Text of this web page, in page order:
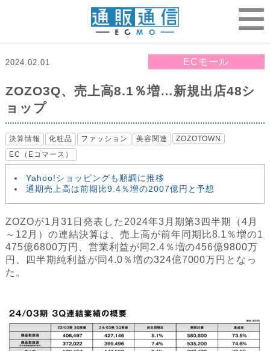
2024.02.01 ECモール
ZOZO3Q、売上高8.1％増…新規出店48シ
ョップ
決算情報 化粧品 ファッション 美容関連
ZOZOTOWN
EC（Eコマース）
Yahoo!ショッピングも順調に推移
通期売上高は前期比9.4％増の2007億円と予想
ZOZOが1月31日発表した2024年3月期第3四半期（4月
～12月）の連結決算は、売上高が前年同期比8.1％増の1
475億6800万円、営業利益が同2.4％増の456億9800万
円、四半期純利益が同4.0％増の324億7000万円となっ
た。